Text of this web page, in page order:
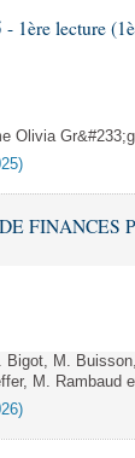
lecture
Olivia
FINANCES
M.
M. Rambaud